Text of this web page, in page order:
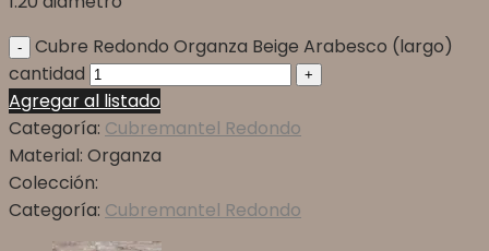
Cubre Redondo Organza Beige Arabesco (largo)
cantidad
Agregar al listado
Categoría: Cubremantel Redondo
Material: Organza
Colección:
Categoría: Cubremantel Redondo